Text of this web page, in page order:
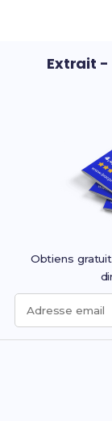
Extrait -
Obtiens
Adresse email